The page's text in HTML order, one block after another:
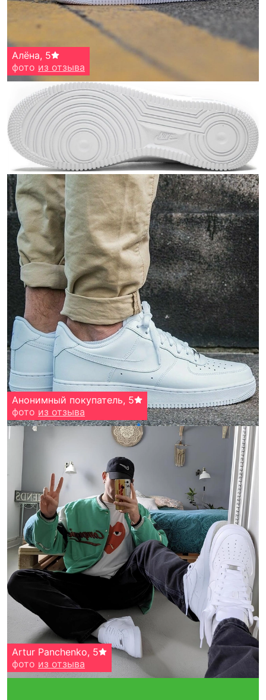
Алёна, 5
фото из отзыва
Анонимный покупатель, 5
фото из отзыва
Artur Panchenko, 5
фото из отзыва